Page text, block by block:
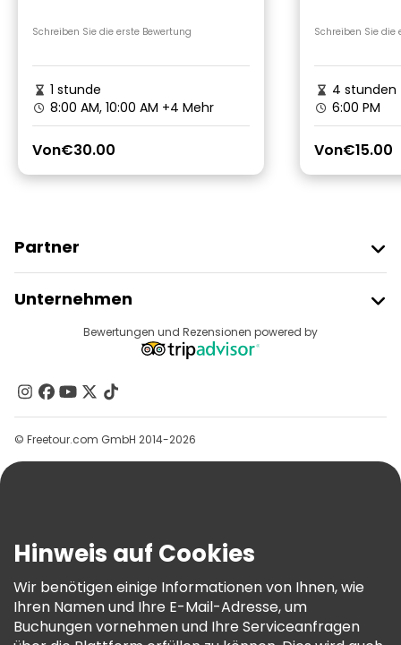
Schreiben Sie die erste Bewertung
1 stunde
8:00 AM, 10:00 AM +4 Mehr
Von€30.00
Schreiben Sie die
4 stunden
6:00 PM
Von€15.00
Partner
Anbieter-Anmeldung
Affiliate-Programm
Unternehmen
Reiseziele
Kontakt
Gruppen
Hilfe
AGB Und Rechtliches
Cookie-Richtlinie
Freetour Auszeichnungen
Bewertungen und Rezensionen powered by
© Freetour.com GmbH 2014-2026
Hinweis auf Cookies
Wir benötigen einige Informationen von Ihnen, wie
Ihren Namen und Ihre E-Mail-Adresse, um
Buchungen vornehmen und Ihre Serviceanfragen